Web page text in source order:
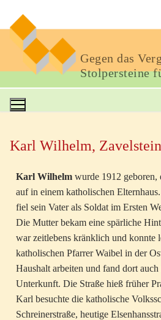
Gegen das
Stolpersteine
Karl Wilhelm,
Karl Wilhelm wurde 1912
auf in einem katholischen
fiel sein Vater als Soldat im Ersten
Die Mutter bekam eine spärliche
war zeitlebens kränklich und konnte
katholischen Pfarrer Waibel in der
Haushalt arbeiten und fand dort
Unterkunft. Die Straße hieß früher
Karl besuchte die katholische
Schreinerstraße, heutige